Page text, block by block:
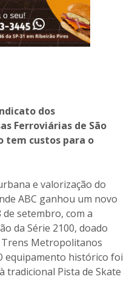
dos
Ferroviárias de São
tem custos para o
e valorização do
ABC ganhou um novo
setembro, com a
da Série 2100, doado
Trens Metropolitanos
equipamento histórico foi
tradicional Pista de Skate